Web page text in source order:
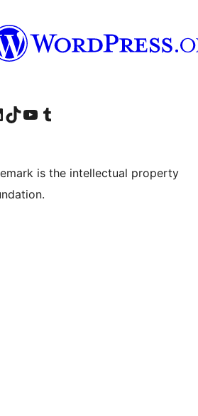
へTikTok アカウントへYouTube チャンネルへ Tumblr アカウントへ
is the intellectual property